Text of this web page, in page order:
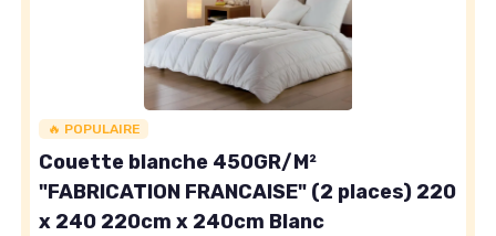
🔥 POPULAIRE
Couette blanche 450GR/M²
"FABRICATION FRANCAISE" (2 places) 220
x 240 220cm x 240cm Blanc